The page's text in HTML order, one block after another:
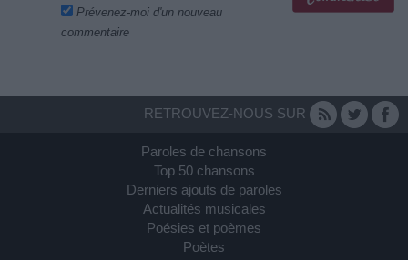
Prévenez-moi d'un nouveau
commentaire
RETROUVEZ-NOUS SUR
Paroles de chansons
Top 50 chansons
Derniers ajouts de paroles
Actualités musicales
Poésies et poèmes
Poètes